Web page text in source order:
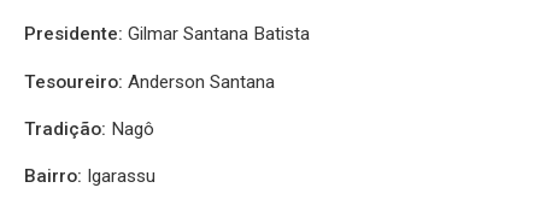
Presidente: Gilmar Santana Batista
Tesoureiro: Anderson Santana
Tradição: Nagô
Bairro: Igarassu